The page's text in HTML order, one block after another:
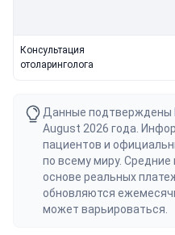
Консультация
отоларинголога
Данные подтверждены
August 2026 года.
пациентов и
по всему миру.
основе реальных
обновляются
может варьироваться.